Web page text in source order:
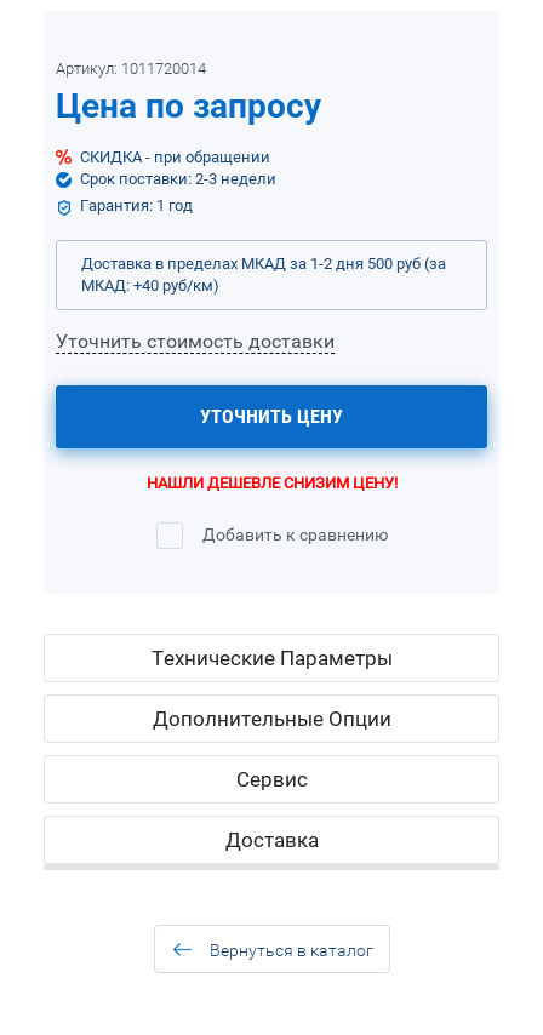
Артикул: 1011720014
Цена по запросу
СКИДКА - при обращении
Срок поставки: 2-3 недели
Гарантия: 1 год
Доставка в пределах МКАД за 1-2 дня 500 руб (за
МКАД: +40 руб/км)
Уточнить стоимость доставки
УТОЧНИТЬ ЦЕНУ
НАШЛИ ДЕШЕВЛЕ СНИЗИМ ЦЕНУ!
Добавить к сравнению
Технические Параметры
Дополнительные Опции
Сервис
Доставка
Вернуться в каталог